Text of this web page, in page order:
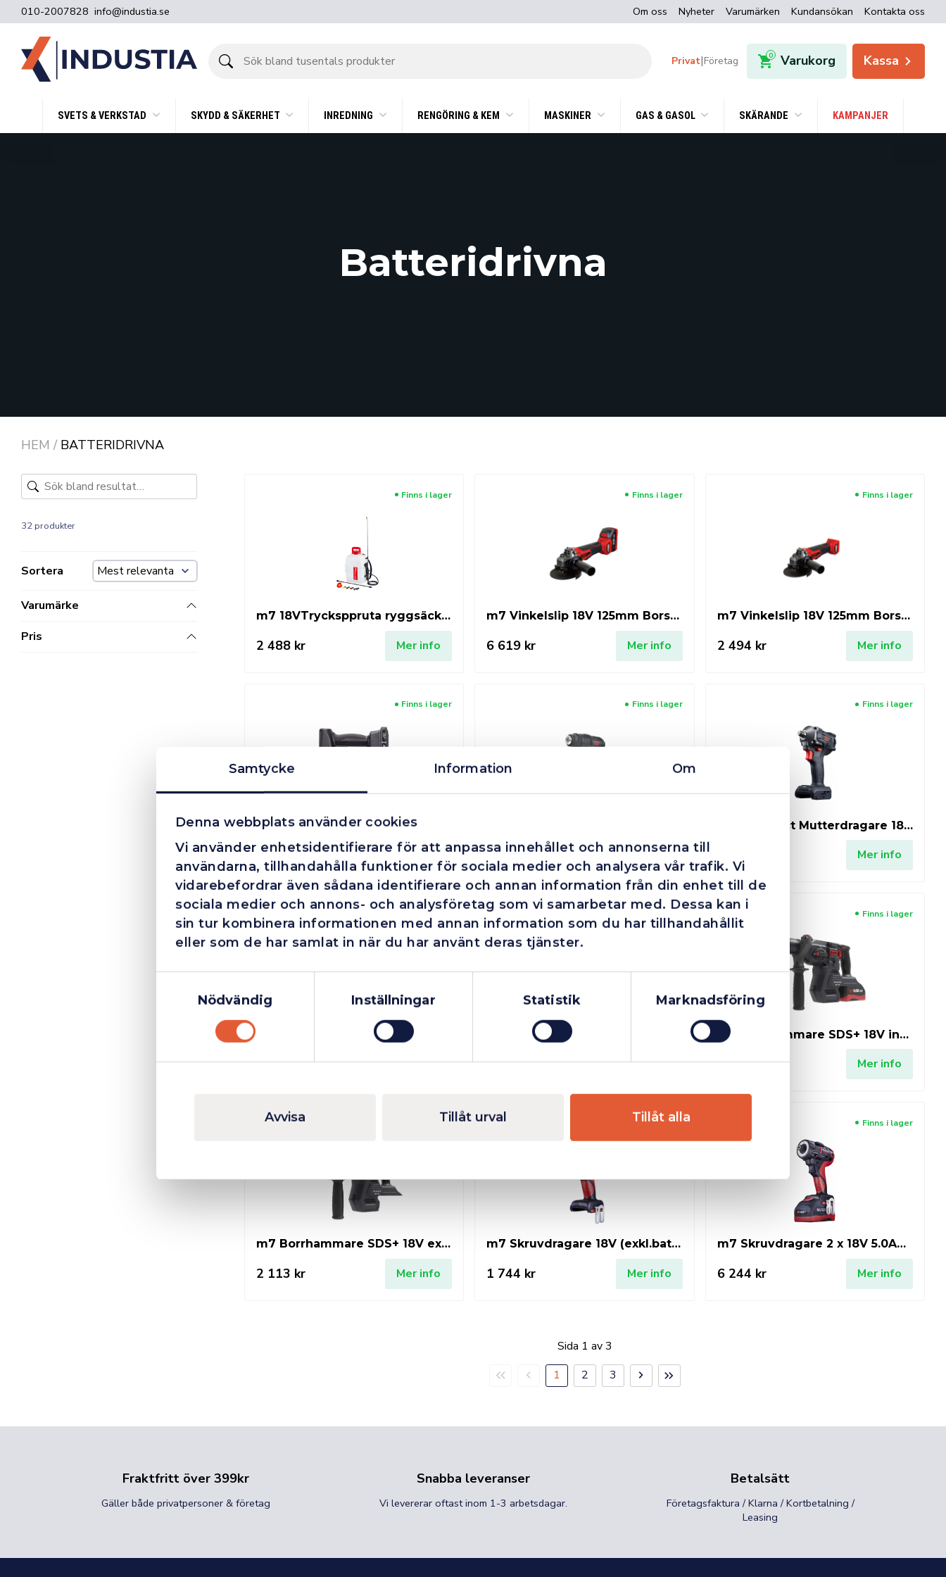
Samtycke Information Om
Denna webbplats använder cookies
Vi använder enhetsidentifierare för att anpassa innehållet och annonserna till
användarna, tillhandahålla funktioner för sociala medier och analysera vår trafik. Vi
vidarebefordrar även sådana identifierare och annan information från din enhet till de
sociala medier och annons- och analysföretag som vi samarbetar med. Dessa kan i
sin tur kombinera informationen med annan information som du har tillhandahållit
eller som de har samlat in när du har använt deras tjänster.
Nödvändig
Inställningar Statistik Marknadsföring
Avvisa Tillåt urval Tillåt alla
010-2007828 info@industia.se Om oss Nyheter Varumärken Kundansökan Kontakta oss
bland
Privat|Företag 0 Varukorg Kassa
SVETS & VERKSTAD SKYDD & SÄKERHET INREDNING RENGÖRING & KEM MASKINER GAS & GASOL SKÄRANDE KAMPANJER
Batteridrivna
HEM / BATTERIDRIVNA
32 produkter
Sortera
Varumärke
Pris
Finns i lager
m7 18VTrycksppruta ryggsäcksmodell exkl. batteri & laddare
2 488 kr Mer info
Finns i lager
m7 Vinkelslip 18V 125mm Borstfri inkl. 2 x 5,0Ah batteri samt laddare
6 619 kr Mer info
Finns i lager
m7 Vinkelslip 18V 125mm Borstfri exkl. batteri & laddare
2 494 kr Mer info
Finns i lager
m7 Spik/Häftpistol 18V 2,0Ah
7 494 kr Mer info
Finns i lager
1 375 kr Mer info
Finns i lager
m7 Compact Mutterdragare 18V 1/2" exkl. batteri & laddare
Mer info
Finns i lager
7 061 kr Mer info 2 663 kr Mer info
Finns i lager
m7 Borrhammare SDS+ 18V inkl. 2 batteri & laddare
6 738 kr Mer info
Finns i lager
m7 Borrhammare SDS+ 18V exkl. batteri & laddare
2 113 kr Mer info
Finns i lager
m7 Skruvdragare 18V (exkl.batteri & laddare)
1 744 kr Mer info
Finns i lager
m7 Skruvdragare 2 x 18V 5.0Ah & 1 laddare
6 244 kr Mer info
Sida 1 av 3
Första
sidan
Föregående
sida
1 2 3
Nästa
sida
Sista
sidan
Fraktfritt över 399kr
Gäller både privatpersoner & företag
Snabba leveranser
Vi levererar oftast inom 1-3 arbetsdagar.
Betalsätt
Företagsfaktura / Klarna / Kortbetalning /
Leasing